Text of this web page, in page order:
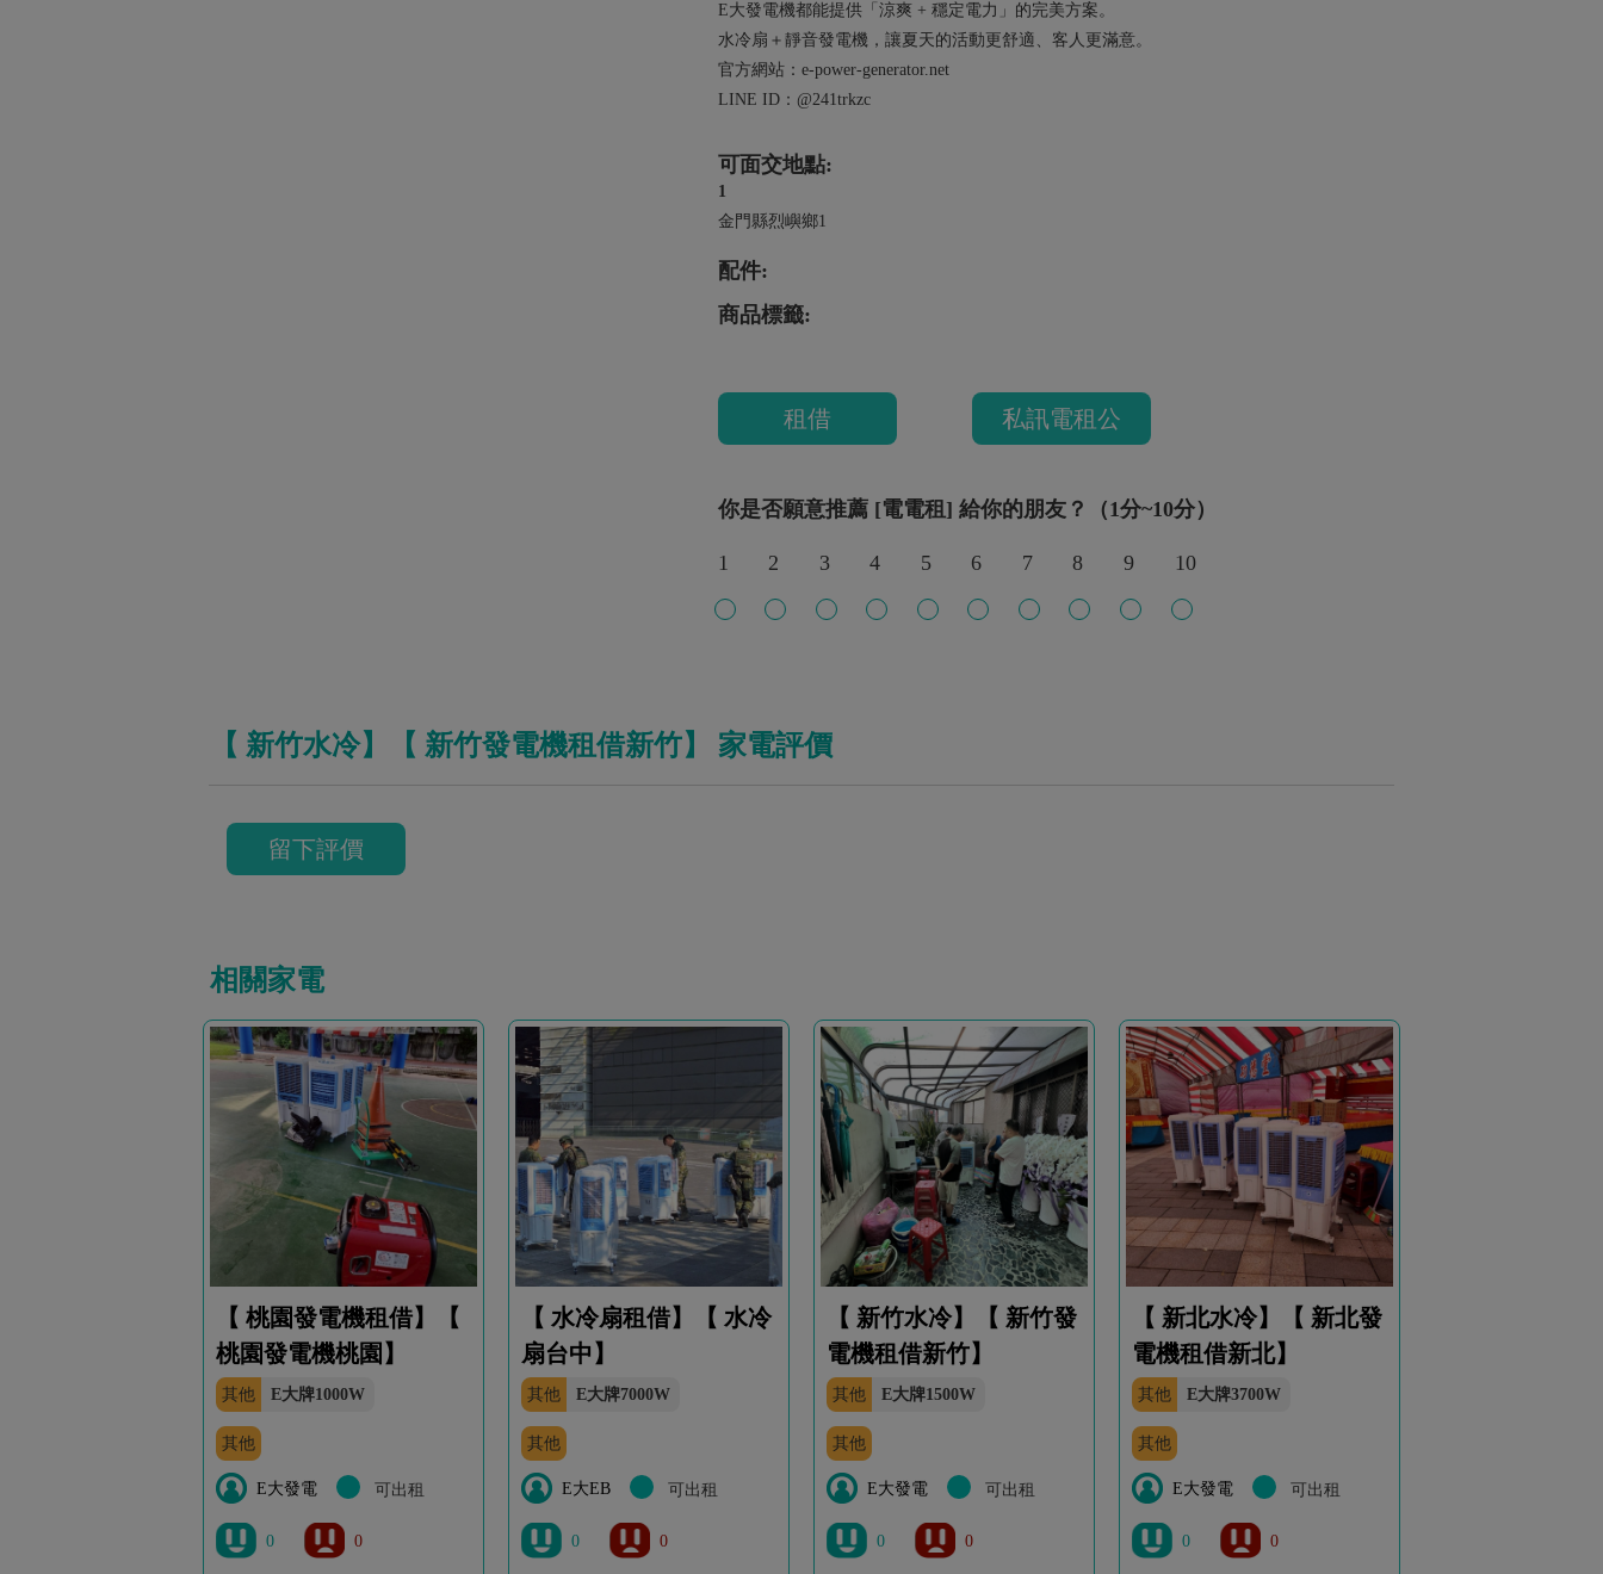
E大發電機都能提供「涼爽 + 穩定電力」的完美方案。
水冷扇＋靜音發電機，讓夏天的活動更舒適、客人更滿意。
官方網站：e-power-generator.net
LINE ID：@241trkzc
可面交地點:
1
金門縣烈嶼鄉1
配件:
商品標籤:
租借 私訊電租公
你是否願意推薦 [電電租] 給你的朋友？（1分~10分）
1 2 3 4 5 6 7 8 9 10
【 新竹水冷】【 新竹發電機租借新竹】 家電評價
留下評價
相關家電
【 桃園發電機租借】【
桃園發電機桃園】
其他 E大牌1000W
其他
E大發電 可出租
0 0
【 水冷扇租借】【 水冷
扇台中】
其他 E大牌7000W
其他
E大EB 可出租
0 0
【 新竹水冷】【 新竹發
電機租借新竹】
其他 E大牌1500W
其他
E大發電 可出租
0 0
【 新北水冷】【 新北發
電機租借新北】
其他 E大牌3700W
其他
E大發電 可出租
0 0